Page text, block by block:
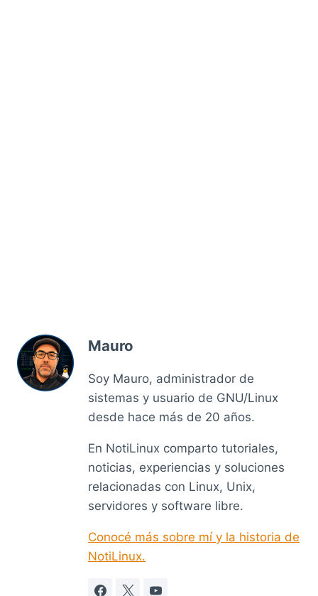
Mauro
Soy Mauro, administrador de
sistemas y usuario de GNU/Linux
desde hace más de 20 años.
En NotiLinux comparto tutoriales,
noticias, experiencias y soluciones
relacionadas con Linux, Unix,
servidores y software libre.
Conocé más sobre mí y la historia de
NotiLinux.